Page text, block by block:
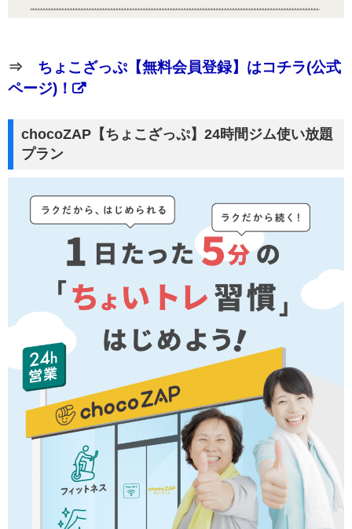
⇒ ちょこざっぷ【無料会員登録】はコチラ(公式
ページ)！
chocoZAP【ちょこざっぷ】24時間ジム使い放題
プラン